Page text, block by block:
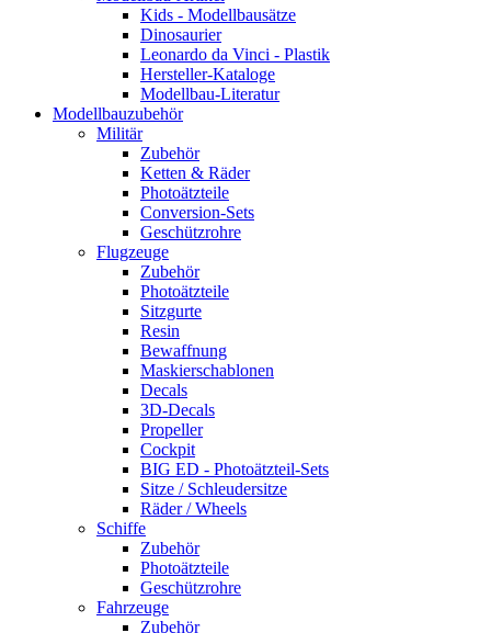
Kids - Modellbausätze
Dinosaurier
Leonardo da Vinci - Plastik
Hersteller-Kataloge
Modellbau-Literatur
Modellbauzubehör
Militär
Zubehör
Ketten & Räder
Photoätzteile
Conversion-Sets
Geschützrohre
Flugzeuge
Zubehör
Photoätzteile
Sitzgurte
Resin
Bewaffnung
Maskierschablonen
Decals
3D-Decals
Propeller
Cockpit
BIG ED - Photoätzteil-Sets
Sitze / Schleudersitze
Räder / Wheels
Schiffe
Zubehör
Photoätzteile
Geschützrohre
Fahrzeuge
Zubehör